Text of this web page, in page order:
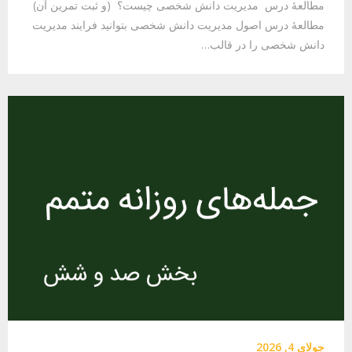
مطالعهٔ درس مدیریت دانش شخصی چیست؟ (و ثبت تمرین آن)
مطالعهٔ درس اصول مدیریت دانش شخصی بتوانید فرایند مدیریت
دانش شخصی را در قالب…
جولای 4, 2026